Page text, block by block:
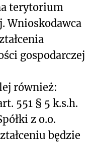
terytorium
Wnioskodawca
gospodarczej
również:
551 § 5 k.s.h.
z o.o.
będzie